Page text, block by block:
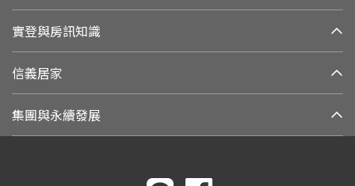
實登與房訊知識
信義居家
集團與永續發展